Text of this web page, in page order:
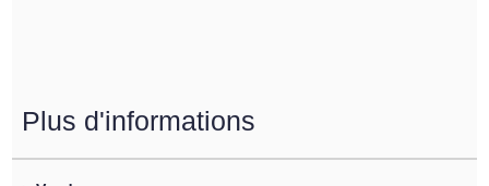
Plus d'informations